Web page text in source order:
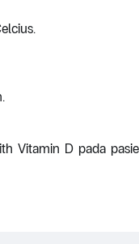
Vitamin D pada